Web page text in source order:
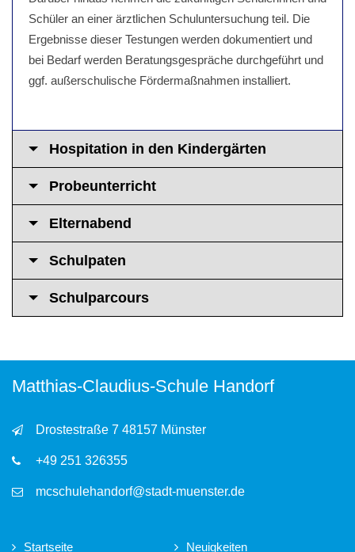
Schüler an einer ärztlichen Schuluntersuchung teil. Die
Ergebnisse dieser Testungen werden dokumentiert und
bei Bedarf werden Beratungsgespräche durchgeführt und
ggf. außerschulische Fördermaßnahmen installiert.
Hospitation in den Kindergärten
Probeunterricht
Elternabend
Schulpaten
Schulparcours
Matthias-Claudius-Schule Handorf
Drostestraße 7 48157 Münster
+49 251 326355
mcschulehandorf@stadt-muenster.de
Startseite Neuigkeiten